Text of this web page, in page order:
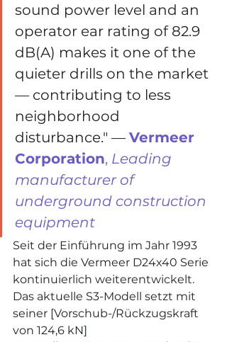
sound power level and an
operator ear rating of 82.9
dB(A) makes it one of the
quieter drills on the market
— contributing to less
neighborhood
disturbance." — Vermeer
Corporation, Leading
manufacturer of
underground construction
equipment
Seit der Einführung im Jahr 1993
hat sich die Vermeer D24x40 Serie
kontinuierlich weiterentwickelt.
Das aktuelle S3-Modell setzt mit
seiner [Vorschub-/Rückzugskraft
von 124,6 kN]